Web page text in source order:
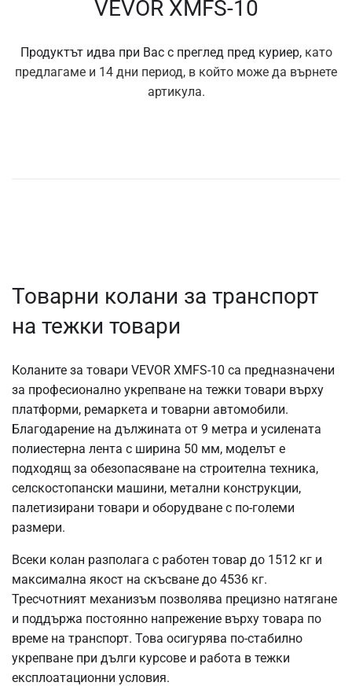
VEVOR XMFS-10
Продуктът идва при Вас с преглед пред куриер, като
предлагаме и 14 дни период, в който може да върнете
артикула.
Товарни колани за транспорт
на тежки товари
Коланите за товари VEVOR XMFS-10 са предназначени
за професионално укрепване на тежки товари върху
платформи, ремаркета и товарни автомобили.
Благодарение на дължината от 9 метра и усилената
полиестерна лента с ширина 50 мм, моделът е
подходящ за обезопасяване на строителна техника,
селскостопански машини, метални конструкции,
палетизирани товари и оборудване с по-големи
размери.
Всеки колан разполага с работен товар до 1512 кг и
максимална якост на скъсване до 4536 кг.
Тресчотният механизъм позволява прецизно натягане
и поддържа постоянно напрежение върху товара по
време на транспорт. Това осигурява по-стабилно
укрепване при дълги курсове и работа в тежки
експлоатационни условия.